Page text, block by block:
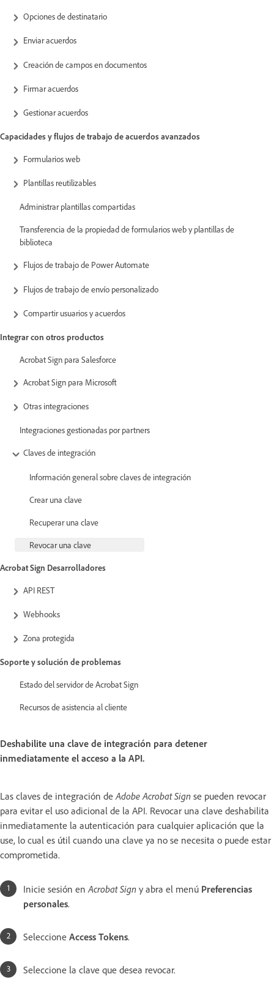
Opciones de destinatario
Enviar acuerdos
Creación de campos en documentos
Firmar acuerdos
Gestionar acuerdos
Capacidades y flujos de trabajo de acuerdos avanzados
Formularios web
Plantillas reutilizables
Administrar plantillas compartidas
Transferencia de la propiedad de formularios web y plantillas de
biblioteca
Flujos de trabajo de Power Automate
Flujos de trabajo de envío personalizado
Compartir usuarios y acuerdos
Integrar con otros productos
Acrobat Sign para Salesforce
Acrobat Sign para Microsoft
Otras integraciones
Integraciones gestionadas por partners
Claves de integración
Información general sobre claves de integración
Crear una clave
Recuperar una clave
Revocar una clave
Acrobat Sign Desarrolladores
API REST
Webhooks
Zona protegida
Soporte y solución de problemas
Estado del servidor de Acrobat Sign
Recursos de asistencia al cliente
Deshabilite una clave de integración para detener
inmediatamente el acceso a la API.
Las claves de integración de Adobe Acrobat Sign se pueden revocar
para evitar el uso adicional de la API. Revocar una clave deshabilita
inmediatamente la autenticación para cualquier aplicación que la
use, lo cual es útil cuando una clave ya no se necesita o puede estar
comprometida.
Inicie sesión en Acrobat Sign y abra el menú Preferencias
personales.
Seleccione Access Tokens.
Seleccione la clave que desea revocar.